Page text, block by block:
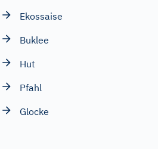
Ekossaise
Buklee
Hut
Pfahl
Glocke